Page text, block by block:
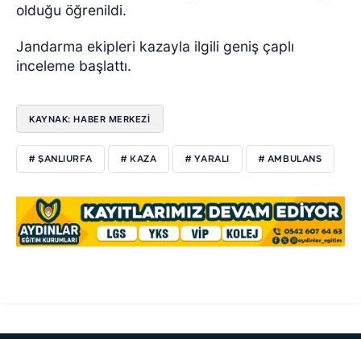
olduğu öğrenildi.
Jandarma ekipleri kazayla ilgili geniş çaplı
inceleme başlattı.
KAYNAK: HABER MERKEZİ
# ŞANLIURFA # KAZA # YARALI # AMBULANS